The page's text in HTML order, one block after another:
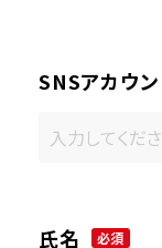
SNSアカウン
氏名 必須